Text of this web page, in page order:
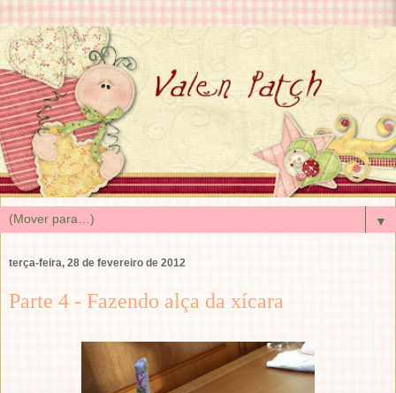
▼
terça-feira, 28 de fevereiro de 2012
Parte 4 - Fazendo alça da xícara